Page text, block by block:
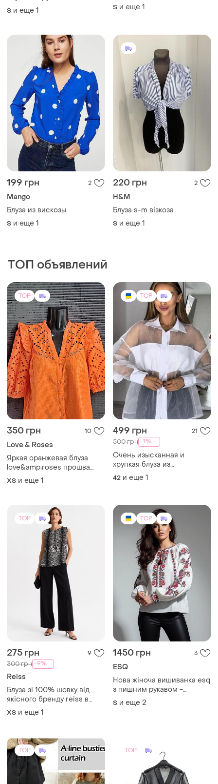
199 грн 2
Mango
Блуза из вискозы
S и еще 1
220 грн
Блуза s-m візкоза
S
ТОП объявлений
350 грн 10
Love & Roses
Яркая оранжевая блуза
love&amp;roses прошва
котон размер xs - s
ХS и еще 1
499 грн 21
500 грн -1%
Очень изысканная и
хрупкая блуза из
полупрозрачной органзы
романтический ужин так и
на праздник 🥳
42 и еще 1
TOP
Блуза зі 100% шовку від
якісного бренду reiss в
анімалістичному принті
ХS и еще
TOP
1450 грн
Нова жіноча вишиванка esq
з пишним рукавом -
троянда
и еще 2
TOP TOP